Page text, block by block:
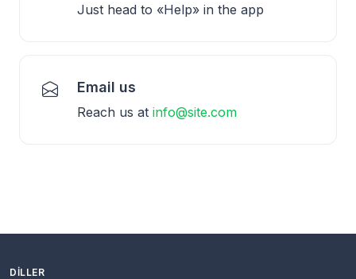
Just head to «Help» in the app
Email us
Reach us at info@site.com
DILLER